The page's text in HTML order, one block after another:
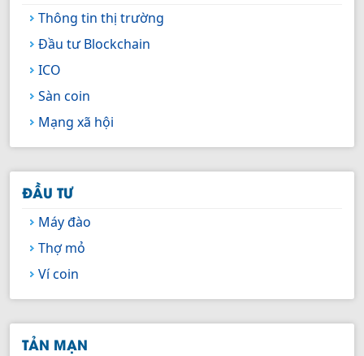
Thông tin thị trường
Đầu tư Blockchain
ICO
Sàn coin
Mạng xã hội
ĐẦU TƯ
Máy đào
Thợ mỏ
Ví coin
TẢN MẠN